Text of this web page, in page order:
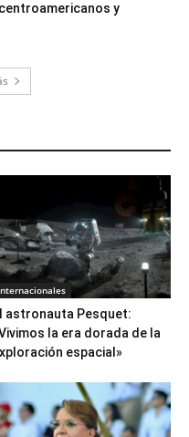
y
astronauta Pesquet:
la era dorada de la
espacial»